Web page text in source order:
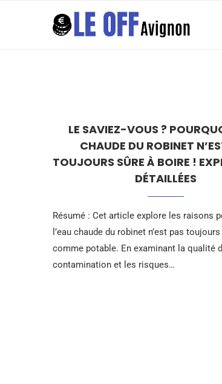
LE SAVIEZ-VOUS ?
CHAUDE DU ROBINET
TOUJOURS SÛRE À BOIRE !
DÉTAILLÉES
Résumé : Cet article explore les raisons
l’eau chaude du robinet n’est pas
comme potable. En examinant la qualité
contamination et les risques…